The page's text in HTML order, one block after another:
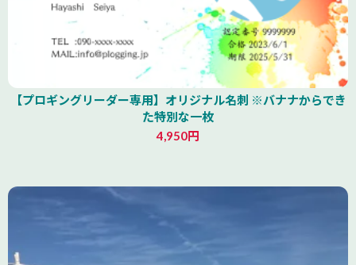
【プロギングリーダー専用】オリジナル名刺 ※バナナからでき
た特別な一枚
4,950円